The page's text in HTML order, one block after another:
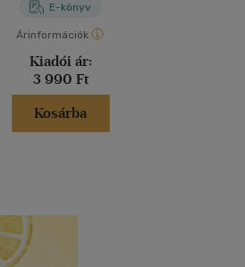
E-könyv
Árinformációk
Kiadói ár:
3 990 Ft
Kosárba